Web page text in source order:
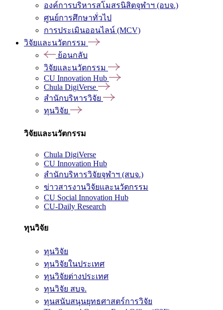
องค์การบริหารสโมสรนิสิตจุฬาฯ (อบจ.)
ศูนย์การศึกษาทั่วไป
การประเมินออนไลน์ (MCV)
วิจัยและนวัตกรรม
ย้อนกลับ
วิจัยและนวัตกรรม
CU Innovation Hub
Chula DigiVerse
สำนักบริหารวิจัย
ทุนวิจัย
วิจัยและนวัตกรรม
Chula DigiVerse
CU Innovation Hub
สำนักบริหารวิจัยจุฬาฯ (สบจ.)
ข่าวสารงานวิจัยและนวัตกรรม
CU Social Innovation Hub
CU-Daily Research
ทุนวิจัย
ทุนวิจัย
ทุนวิจัยในประเทศ
ทุนวิจัยต่างประเทศ
ทุนวิจัย สบจ.
ทุนสนับสนุนยุทธศาสตร์การวิจัย